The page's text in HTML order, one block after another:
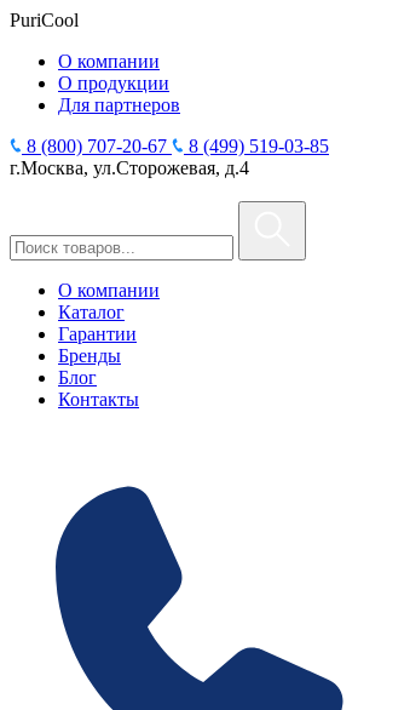
PuriCool
О компании
О продукции
Для партнеров
8 (800) 707-20-67
8 (499) 519-03-85
г.Москва, ул.Сторожевая, д.4
О компании
Каталог
Гарантии
Бренды
Блог
Контакты